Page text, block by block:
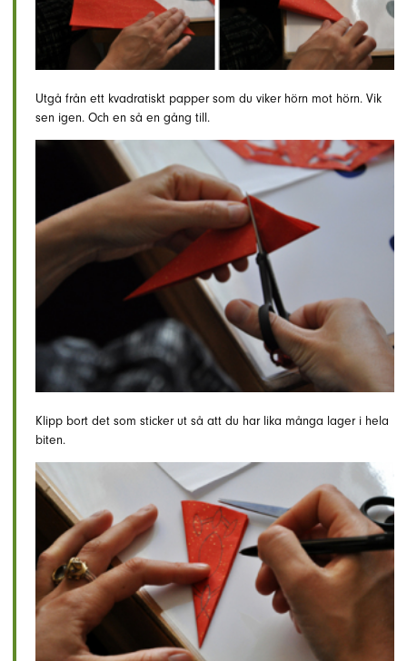
Utgå från ett kvadratiskt papper som du viker hörn mot hörn. Vik
sen igen. Och en så en gång till.
Klipp bort det som sticker ut så att du har lika många lager i hela
biten.